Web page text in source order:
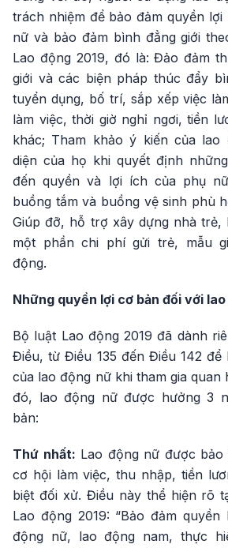
trách nhiệm để bảo đảm quyền lợi
nữ và bảo đảm bình đẳng giới
Lao động 2019, đó là: Đảo đảm
giới và các biện pháp thúc đẩy
tuyển dụng, bố trí, sắp xếp việc
làm việc, thời giờ nghỉ ngơi, tiền
khác; Tham khảo ý kiến của lao
diện của họ khi quyết định
đến quyền và lợi ích của phụ
buồng tắm và buồng vệ sinh phù
Giúp đỡ, hỗ trợ xây dựng nhà trẻ,
một phần chi phí gửi trẻ, mẫu
động.
Những quyền lợi cơ bản đối với
Bộ luật Lao động 2019 đã dành
Điều, từ Điều 135 đến Điều 142 để
của lao động nữ khi tham gia quan
đó, lao động nữ được hưởng 3
bản:
Thứ nhất: Lao động nữ được
cơ hội làm việc, thu nhập, tiền
biệt đối xử. Điều này thể hiện rõ
Lao động 2019: “Bảo đảm
động nữ, lao động nam, thực